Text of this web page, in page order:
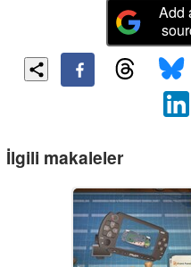
Add
İlgili makaleler